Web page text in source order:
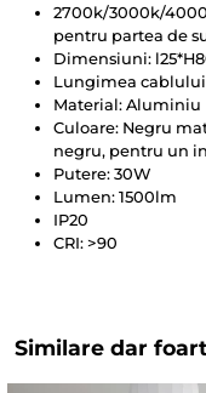
2700k/3000k/
pentru partea de
Dimensiuni:
Lungimea
Material: Aluminiu
Culoare: Negru
negru, pentru un
Putere: 30W
Lumen: 1500lm
IP20
CRI: >90
Similare dar